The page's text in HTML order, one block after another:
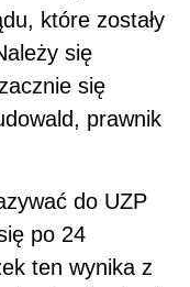
które zostały
się
się
prawnik
do UZP
po 24
ten wynika z